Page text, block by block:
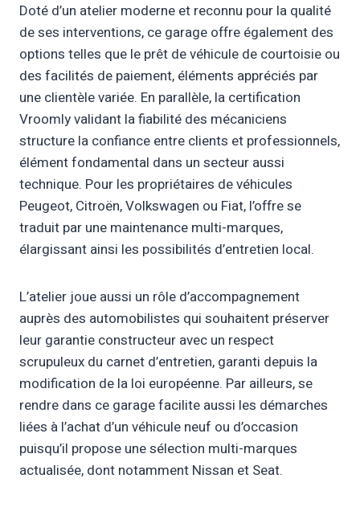
Doté d’un atelier moderne et reconnu pour la qualité
de ses interventions, ce garage offre également des
options telles que le prêt de véhicule de courtoisie ou
des facilités de paiement, éléments appréciés par
une clientèle variée. En parallèle, la certification
Vroomly validant la fiabilité des mécaniciens
structure la confiance entre clients et professionnels,
élément fondamental dans un secteur aussi
technique. Pour les propriétaires de véhicules
Peugeot, Citroën, Volkswagen ou Fiat, l’offre se
traduit par une maintenance multi-marques,
élargissant ainsi les possibilités d’entretien local.
L’atelier joue aussi un rôle d’accompagnement
auprès des automobilistes qui souhaitent préserver
leur garantie constructeur avec un respect
scrupuleux du carnet d’entretien, garanti depuis la
modification de la loi européenne. Par ailleurs, se
rendre dans ce garage facilite aussi les démarches
liées à l’achat d’un véhicule neuf ou d’occasion
puisqu’il propose une sélection multi-marques
actualisée, dont notamment Nissan et Seat.